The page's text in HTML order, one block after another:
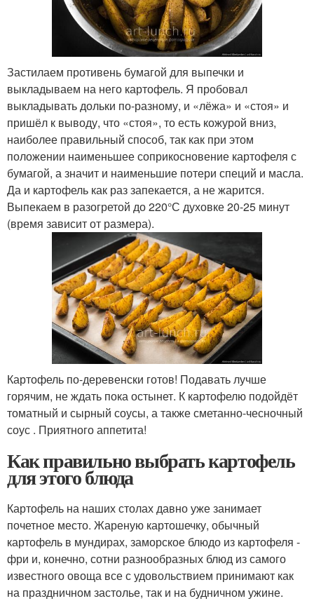
Застилаем противень бумагой для выпечки и
выкладываем на него картофель. Я пробовал
выкладывать дольки по-разному, и «лёжа» и «стоя» и
пришёл к выводу, что «стоя», то есть кожурой вниз,
наиболее правильный способ, так как при этом
положении наименьшее соприкосновение картофеля с
бумагой, а значит и наименьшие потери специй и масла.
Да и картофель как раз запекается, а не жарится.
Выпекаем в разогретой до 220°С духовке 20-25 минут
(время зависит от размера).
Картофель по-деревенски готов! Подавать лучше
горячим, не ждать пока остынет. К картофелю подойдёт
томатный и сырный соусы, а также сметанно-чесночный
соус . Приятного аппетита!
Как правильно выбрать картофель
для этого блюда
Картофель на наших столах давно уже занимает
почетное место. Жареную картошечку, обычный
картофель в мундирах, заморское блюдо из картофеля -
фри и, конечно, сотни разнообразных блюд из самого
известного овоща все с удовольствием принимают как
на праздничном застолье, так и на будничном ужине.